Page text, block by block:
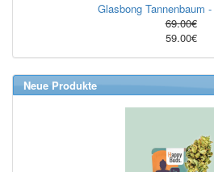
Glasbong Tannenbaum
69.00€
59.00€
Neue Produkte